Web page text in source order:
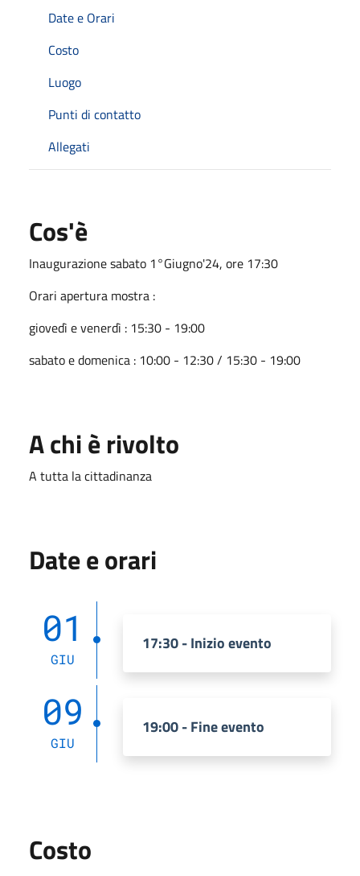
Date e Orari
Costo
Luogo
Punti di contatto
Allegati
Cos'è
Inaugurazione sabato 1°Giugno'24, ore 17:30
Orari apertura mostra :
giovedì e venerdì : 15:30 - 19:00
sabato e domenica : 10:00 - 12:30 / 15:30 - 19:00
A chi è rivolto
A tutta la cittadinanza
Date e orari
01
GIU
17:30 - Inizio evento
09
GIU
19:00 - Fine evento
Costo